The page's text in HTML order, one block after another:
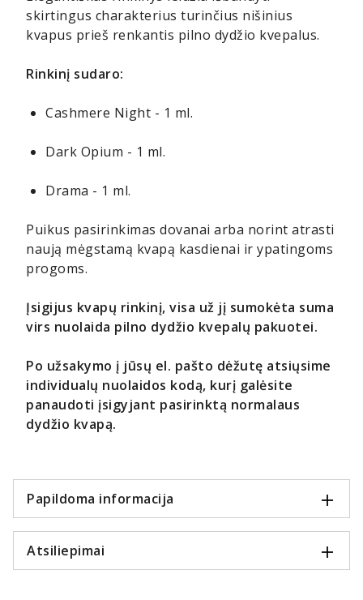
skirtingus charakterius turinčius nišinius
kvapus prieš renkantis pilno dydžio kvepalus.
Rinkinį sudaro:
Cashmere Night - 1 ml.
Dark Opium - 1 ml.
Drama - 1 ml.
Puikus pasirinkimas dovanai arba norint atrasti
naują mėgstamą kvapą kasdienai ir ypatingoms
progoms.
Įsigijus kvapų rinkinį, visa už jį sumokėta suma
virs nuolaida pilno dydžio kvepalų pakuotei.
Po užsakymo į jūsų el. pašto dėžutę atsiųsime
individualų nuolaidos kodą, kurį galėsite
panaudoti įsigyjant pasirinktą normalaus
dydžio kvapą.
Papildoma informacija
Atsiliepimai